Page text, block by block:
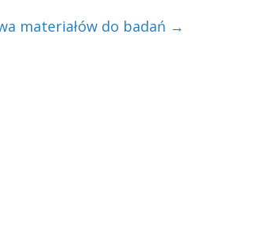
materiałów do badań →